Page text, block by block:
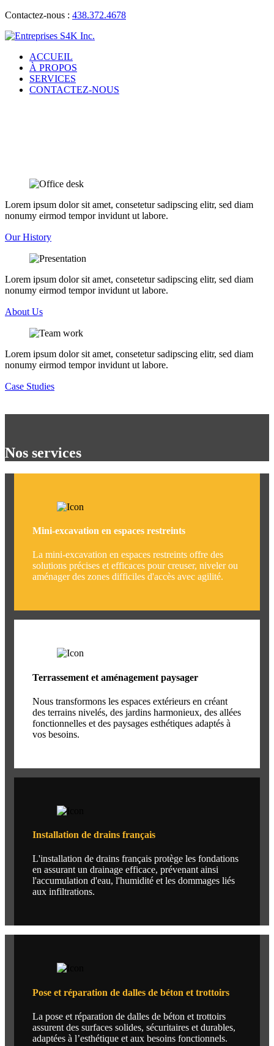
Contactez-nous : 438.372.4678
ACCUEIL
À PROPOS
SERVICES
CONTACTEZ-NOUS
Lorem ipsum dolor sit amet, consetetur sadipscing elitr, sed diam
nonumy eirmod tempor invidunt ut labore.
Our History
Lorem ipsum dolor sit amet, consetetur sadipscing elitr, sed diam
nonumy eirmod tempor invidunt ut labore.
About Us
Lorem ipsum dolor sit amet, consetetur sadipscing elitr, sed diam
nonumy eirmod tempor invidunt ut labore.
Case Studies
Nos services
Mini-excavation en espaces restreints
La mini-excavation en espaces restreints offre des
solutions précises et efficaces pour creuser, niveler ou
aménager des zones difficiles d'accès avec agilité.
Terrassement et aménagement paysager
Nous transformons les espaces extérieurs en créant
des terrains nivelés, des jardins harmonieux, des allées
fonctionnelles et des paysages esthétiques adaptés à
vos besoins.
Installation de drains français
L'installation de drains français protège les fondations
en assurant un drainage efficace, prévenant ainsi
l'accumulation d'eau, l'humidité et les dommages liés
aux infiltrations.
Pose et réparation de dalles de béton et trottoirs
La pose et réparation de dalles de béton et trottoirs
assurent des surfaces solides, sécuritaires et durables,
adaptées à l’esthétique et aux besoins fonctionnels.